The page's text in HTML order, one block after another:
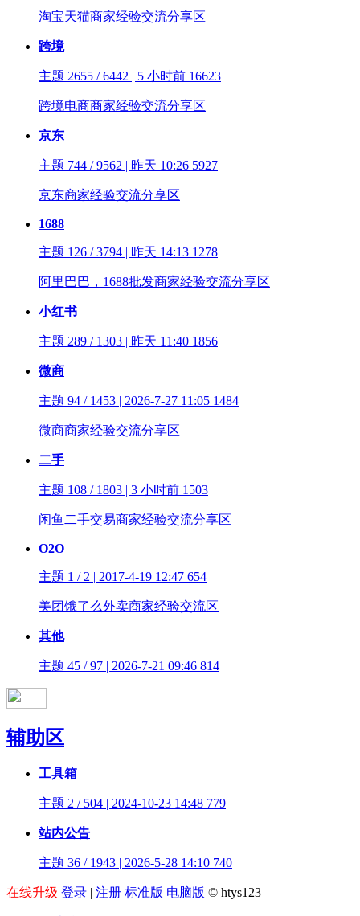
淘宝天猫商家经验交流分享区
跨境
主题 2655 / 6442 | 5 小时前 16623
跨境电商商家经验交流分享区
京东
主题 744 / 9562 | 昨天 10:26 5927
京东商家经验交流分享区
1688
主题 126 / 3794 | 昨天 14:13 1278
阿里巴巴，1688批发商家经验交流分享区
小红书
主题 289 / 1303 | 昨天 11:40 1856
微商
主题 94 / 1453 | 2026-7-27 11:05 1484
微商商家经验交流分享区
二手
主题 108 / 1803 | 3 小时前 1503
闲鱼二手交易商家经验交流分享区
O2O
主题 1 / 2 | 2017-4-19 12:47 654
美团饿了么外卖商家经验交流区
其他
主题 45 / 97 | 2026-7-21 09:46 814
辅助区
工具箱
主题 2 / 504 | 2024-10-23 14:48 779
站内公告
主题 36 / 1943 | 2026-5-28 14:10 740
在线升级 登录 | 注册 标准版 电脑版 © htys123